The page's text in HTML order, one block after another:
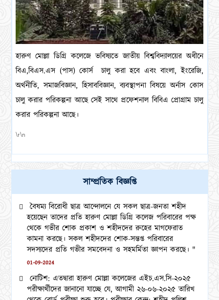
হারুণ মোল্লা ডিগ্রি কলেজে ভবিষ্যতে জাতীয় বিশ্ববিদ্যালয়ের অধীনে
বিএ,বিএস.এস (পাস) কোর্স চালু করা হবে এবং বাংলা, ইংরেজি,
অর্থনীতি, সমাজবিজ্ঞান, হিসাববিজ্ঞান, ব্যবস্থাপনা বিষয়ে অর্নাস কোস
চালু করার পরিকল্পনা আছে সেই সাথে প্রফেশনাল বিবিএ প্রোগ্রাম চালু
করার পরিকল্পনা আছে।
\r\n
সাম্প্রতিক বিজ্ঞপ্তি
বৈষম্য বিরোধী ছাত্র আন্দোলনে যে সকল ছাত্র-জনতা শহীদ
হয়েছেন তাদের প্রতি হারুণ মোল্লা ডিগ্রি কলেজ পরিবারের পক্ষ
থেকে গভীর শোক প্রকাশ ও শহীদদের রুহের মাগফেরাত
কামনা করছে। সকল শহীদদের শোক-সন্তপ্ত পরিবারের
সদস্যদের প্রতি গভীর সমবেদনা ও সহমর্মিতা জ্ঞাপন করছে। "
01-09-2024
নোটিশ: এতদ্বারা হারুণ মোল্লা কলেজের এইচ.এস.সি-২০২৫
পরীক্ষার্থীদের জানানো যাচ্ছে যে, আগামী ২৬-০৬-২০২৫ তারিখ